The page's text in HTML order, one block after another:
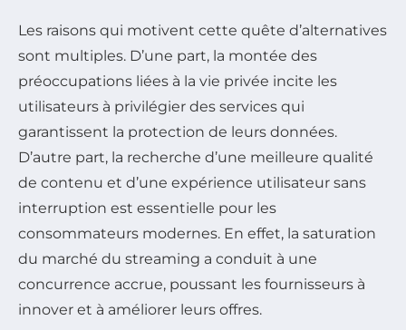
Les raisons qui motivent cette quête d’alternatives
sont multiples. D’une part, la montée des
préoccupations liées à la vie privée incite les
utilisateurs à privilégier des services qui
garantissent la protection de leurs données.
D’autre part, la recherche d’une meilleure qualité
de contenu et d’une expérience utilisateur sans
interruption est essentielle pour les
consommateurs modernes. En effet, la saturation
du marché du streaming a conduit à une
concurrence accrue, poussant les fournisseurs à
innover et à améliorer leurs offres.